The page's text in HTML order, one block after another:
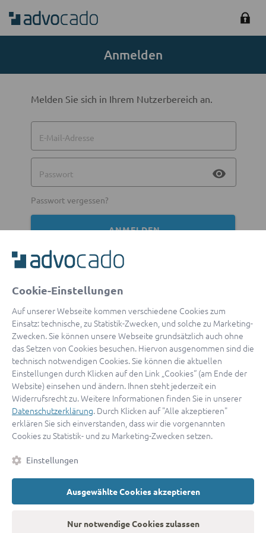
Anmelden
Melden Sie sich in Ihrem Nutzerbereich an.
E-Mail-Adresse
Passwort visibility
Passwort vergessen?
ANMELDEN
Mit Apple anmelden
Sign in with Google
By continuing, you are indicating that you accept ourTerms of
ServiceandPrivacy Policy.
Sie haben noch keinen Zugang?Hier registrieren
oder als Anwalt registrieren.
© 2026 advocado
Cookie-Einstellungen
Auf unserer Webseite kommen verschiedene Cookies zum
Einsatz: technische, zu Statistik-Zwecken, und solche zu Marketing-
Zwecken. Sie können unsere Webseite grundsätzlich auch ohne
das Setzen von Cookies besuchen. Hiervon ausgenommen sind die
technisch notwendigen Cookies. Sie können die aktuellen
Einstellungen durch Klicken auf den Link „Cookies“ (am Ende der
Website) einsehen und ändern. Ihnen steht jederzeit ein
Widerrufsrecht zu. Weitere Informationen finden Sie in unserer
Datenschutzerklärung. Durch Klicken auf "Alle akzeptieren"
erklären Sie sich einverstanden, dass wir die vorgenannten
Cookies zu Statistik- und zu Marketing-Zwecken setzen.
Einstellungen
Ausgewählte Cookies akzeptieren
Nur notwendige Cookies zulassen